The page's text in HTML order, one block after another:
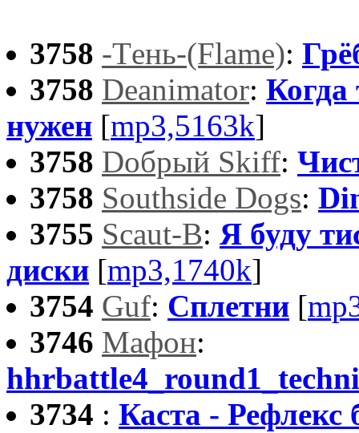
3758 -Tень-(Flame):
3758 Deanimator:
нужен [mp3,5163k]
3758 Dобрый Skiff:
3758 Southside Dogs:
3755 Scaut-B: Я буду
диски [mp3,1740k]
3754 Guf: Сплетни [
3746 Мафон:
3734 : Каста - Рефлекс